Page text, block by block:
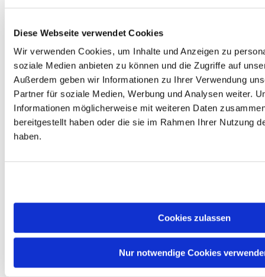
Diese Webseite verwendet Cookies
Wir verwenden Cookies, um Inhalte und Anzeigen zu
soziale Medien anbieten zu können und die Zugriffe auf
Außerdem geben wir Informationen zu Ihrer Verwendung
Partner für soziale Medien, Werbung und Analysen weiter.
Informationen möglicherweise mit weiteren Daten
bereitgestellt haben oder die sie im Rahmen Ihrer Nutzung
haben.
Cookies zulassen
Nur notwendige Cookies
KI-Beschleuniger : nein
PCIe : 28 Lanes, PCIe 5.0 & 4.0
Übertaktbar : ja (freier
Multiplikator)
Der AMD Ryzen 7 9850X3D ist
ein Achtkern-Prozessor der Zen
5-Generation für den Sockel
AM5 und richtet sich gezielt an
ergibt als bei baugleichen
Modellen ohne Cache-Stapel.
takten von 4,70 GHz bis 5,60
GHz, die TDP liegt bei 120 W.